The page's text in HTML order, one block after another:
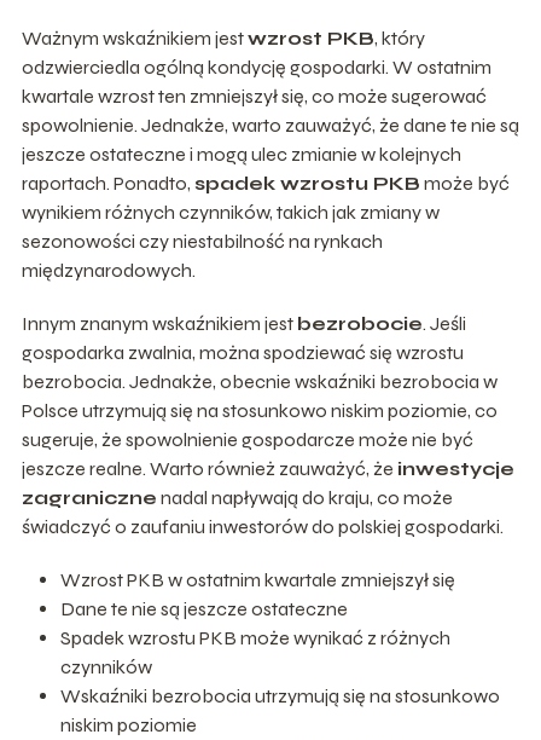
Ważnym wskaźnikiem jestwzrost PKB, który
odzwierciedla ogólną kondycję gospodarki. W ostatnim
kwartale wzrost ten zmniejszył się, co może sugerować
spowolnienie. Jednakże, warto zauważyć, że dane te nie są
jeszcze ostateczne i mogą ulec zmianie w kolejnych
raportach. Ponadto, spadek wzrostu PKB może być
wynikiem różnych czynników, takich jak zmiany w
sezonowości czy niestabilność na rynkach
międzynarodowych.
Innym znanym wskaźnikiem jest bezrobocie. Jeśli
gospodarka zwalnia, można spodziewać się wzrostu
bezrobocia. Jednakże, obecnie wskaźniki bezrobocia w
Polsce utrzymują się na stosunkowo niskim poziomie, co
sugeruje, że spowolnienie gospodarcze może nie być
jeszcze realne. Warto również zauważyć, że inwestycje
zagraniczne nadal napływają do kraju, co może
świadczyć o zaufaniu inwestorów do polskiej gospodarki.
Wzrost PKB w ostatnim kwartale zmniejszył się
Dane te nie są jeszcze ostateczne
Spadek wzrostu PKB może wynikać z różnych
czynników
Wskaźniki bezrobocia utrzymują się na stosunkowo
niskim poziomie